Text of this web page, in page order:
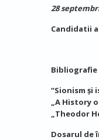
28
Candidatii
Bibliografie
“Sionism și
„A History
„Theodor
Dosarul de